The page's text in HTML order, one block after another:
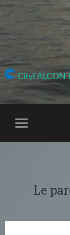
CityFALCON
Le